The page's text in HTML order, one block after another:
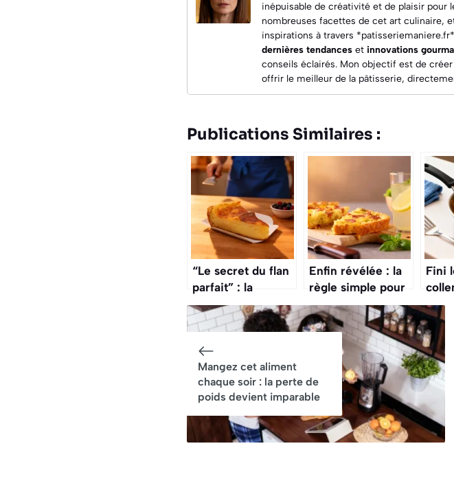
inépuisable de créativité et de plaisir pour
nombreuses facettes de cet art culinaire,
inspirations à travers
dernières tendances et innovations
conseils éclairés. Mon objectif est de
offrir le meilleur de la pâtisserie,
Publications Similaires :
“Le secret du flan
parfait” : la
recette qui rend
fou les gourmands
Enfin révélée : la
règle simple pour
des cakes toujours
ultra moelleux
Fini
Mangez cet aliment
chaque soir : la perte de
poids devient imparable